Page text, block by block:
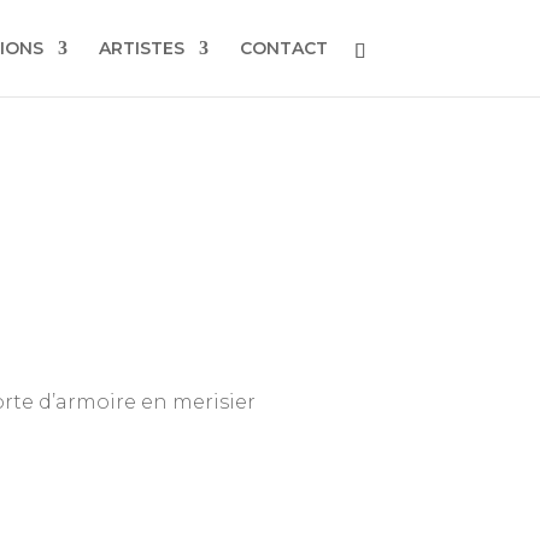
ARTISTES CONTACT
d’armoire en merisier